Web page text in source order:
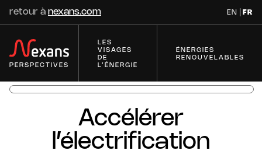
retour à nexans.com EN FR
PERSPECTIVES
LES
VISAGES
DE
L’ÉNERGIE
ÉNERGIES
RENOUVELABLES
InnovationSeries
Accélérer
l’électrification